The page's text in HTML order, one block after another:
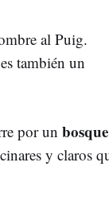
al Puig.
es también un
por un bosque
y claros